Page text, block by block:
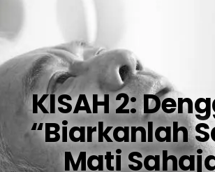
KISAH 2:
“Biarkanlah
Mati